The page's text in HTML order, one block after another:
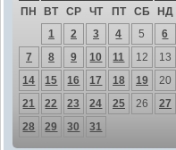
ПН ВТ СР ЧТ ПТ СБ
НД
1
2 3 4 5
6
7
8 9 10 11 12
13
14
15 16 17 18 19
20
21
22 23 24 25 26
27
28
29 30 31